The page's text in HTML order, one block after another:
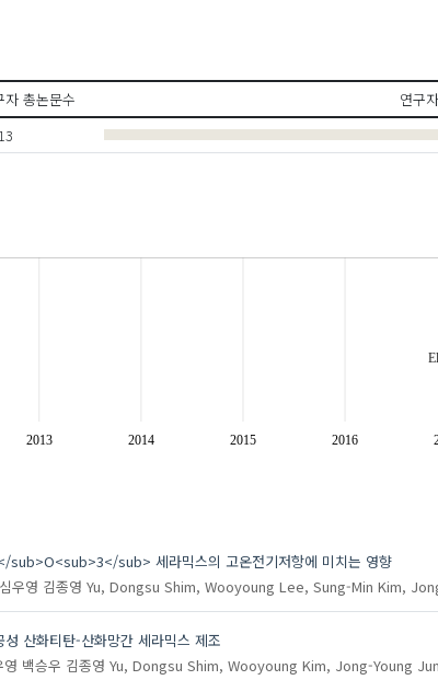
자 총논문수
연구
13
2013 2014 2015 2016
sub> 세라믹스의 고온전기저항에 미치는 영향
심우영 김종영 Yu, Dongsu Shim, Wooyoung Lee, Sung-Min Kim,
산화티탄-산화망간 세라믹스 제조
영 백승우 김종영 Yu, Dongsu Shim, Wooyoung Kim, Jong-Young